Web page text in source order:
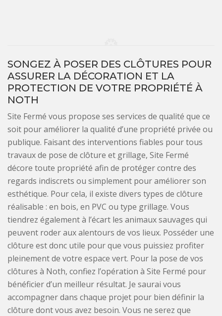
SONGEZ À POSER DES CLÔTURES POUR
ASSURER LA DÉCORATION ET LA
PROTECTION DE VOTRE PROPRIÉTÉ À
NOTH
Site Fermé vous propose ses services de qualité que ce
soit pour améliorer la qualité d’une propriété privée ou
publique. Faisant des interventions fiables pour tous
travaux de pose de clôture et grillage, Site Fermé
décore toute propriété afin de protéger contre des
regards indiscrets ou simplement pour améliorer son
esthétique. Pour cela, il existe divers types de clôture
réalisable : en bois, en PVC ou type grillage. Vous
tiendrez également à l’écart les animaux sauvages qui
peuvent roder aux alentours de vos lieux. Posséder une
clôture est donc utile pour que vous puissiez profiter
pleinement de votre espace vert. Pour la pose de vos
clôtures à Noth, confiez l’opération à Site Fermé pour
bénéficier d’un meilleur résultat. Je saurai vous
accompagner dans chaque projet pour bien définir la
clôture dont vous avez besoin. Vous ne serez que